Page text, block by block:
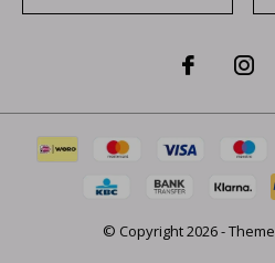
© Copyright2026-